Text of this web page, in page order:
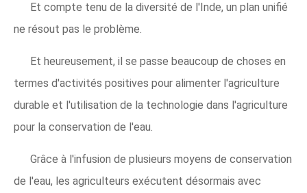
Et compte tenu de la diversité de l'Inde, un plan unifié
ne résout pas le problème.
Et heureusement, il se passe beaucoup de choses en
termes d'activités positives pour alimenter l'agriculture
durable et l'utilisation de la technologie dans l'agriculture
pour la conservation de l'eau.
Grâce à l'infusion de plusieurs moyens de conservation
de l'eau, les agriculteurs exécutent désormais avec